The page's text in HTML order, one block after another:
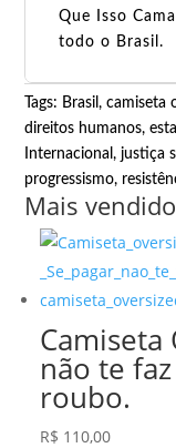
Que Isso
todo o Brasil.
Tags: Brasil,camiseta
direitos humanos,
Internacional,justiça
progressismo,
Mais
Camiseta
não te
roubo.
R$ 110,00